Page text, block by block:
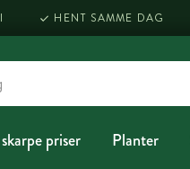
HENT SAMME DAG
priser Planter